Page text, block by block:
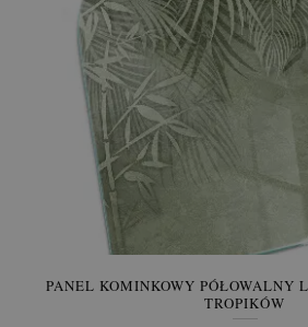
PANEL KOMINKOWY PÓŁOWALNY
TROPIKÓW